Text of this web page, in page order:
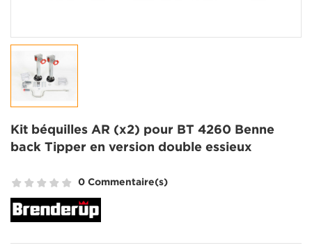
Kit béquilles AR (x2) pour BT 4260 Benne
back Tipper en version double essieux
0 Commentaire(s)